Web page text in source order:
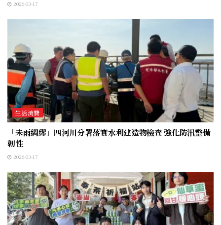
2026-03-17
生活消費
「未雨綢繆」四河川分署落實水利建造物檢查 強化防汛整備
韌性
2026-03-17